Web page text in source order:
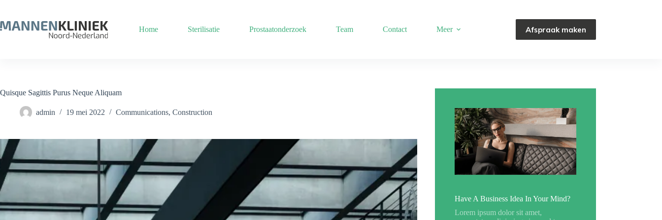
de
inhoud
Home Sterilisatie Prostaatonderzoek Team Contact Meer Afspraak maken
Quisque Sagittis Purus Neque Aliquam
admin 19 mei 2022 Communications, Construction
Have A Business Idea In Your Mind?
Lorem ipsum dolor sit amet,